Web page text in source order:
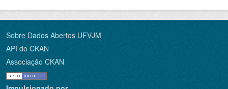
Sobre Dados Abertos UFVJM
API do CKAN
Associação CKAN